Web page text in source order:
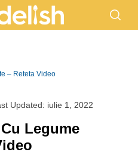
– Reteta Video
Updated: iulie 1, 2022
Legume